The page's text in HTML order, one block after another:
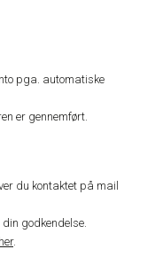
pga. automatiske
er gennemført.
du kontaktet på mail
godkendelse.
.